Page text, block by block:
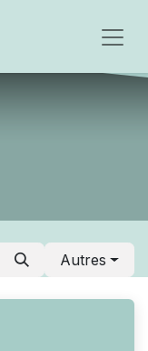
Autres